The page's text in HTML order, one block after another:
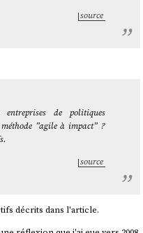
source
de politiques
méthode ”agile à impact” ?
source
décrits dans l'article.